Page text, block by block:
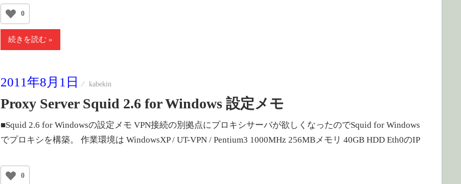
0
続きを読む
2011年8月1日 kabekin
Proxy Server Squid 2.6 for Windows 設定メモ
■Squid 2.6 for Windowsの設定メモ VPN接続の別拠点にプロキシサーバが欲しくなったのでSquid for Windows
でプロキシを構築。 作業環境は WindowsXP / UT-VPN / Pentium3 1000MHz 256MBメモリ 40GB HDD Eth0のIP
0